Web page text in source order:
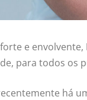
e
para todos os
há